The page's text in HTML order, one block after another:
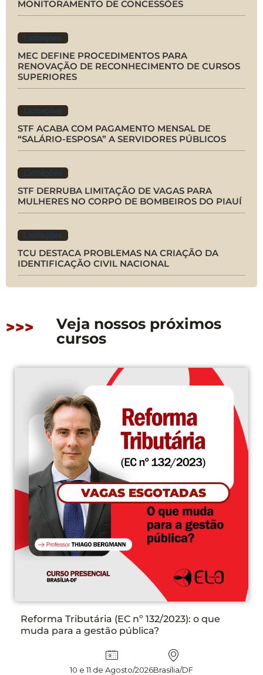
MONITORAMENTO DE CONCESSÕES
Licitações
MEC DEFINE PROCEDIMENTOS PARA
RENOVAÇÃO DE RECONHECIMENTO DE CURSOS
SUPERIORES
Licitações
STF ACABA COM PAGAMENTO MENSAL DE
“SALÁRIO-ESPOSA” A SERVIDORES PÚBLICOS
Licitações
STF DERRUBA LIMITAÇÃO DE VAGAS PARA
MULHERES NO CORPO DE BOMBEIROS DO PIAUÍ
Licitações
TCU DESTACA PROBLEMAS NA CRIAÇÃO DA
IDENTIFICAÇÃO CIVIL NACIONAL
>>>
Veja nossos próximos
cursos
VAGAS ESGOTADAS
Tributária (EC nº 132/2023): o que
para a gestão pública?
10 e 11 de Agosto/2026Brasília/DF